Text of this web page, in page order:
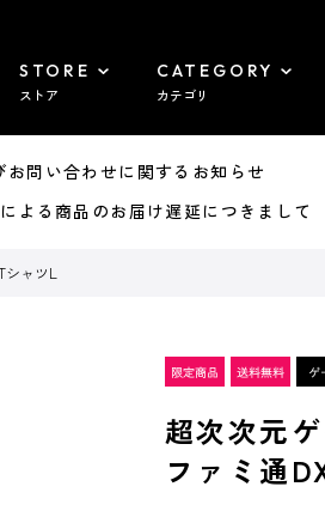
STORE
ストア
CATEGORY
カテゴリ
問い合わせに関するお知らせ
る商品のお届け遅延につきまして
ャツL
超次次元
ファミ通